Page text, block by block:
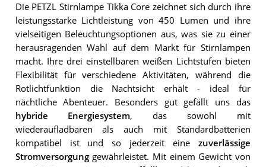
Die PETZL Stirnlampe Tikka Core zeichnet sich durch ihre
leistungsstarke Lichtleistung von 450 Lumen und ihre
vielseitigen Beleuchtungsoptionen aus, was sie zu einer
herausragenden Wahl auf dem Markt für Stirnlampen
macht. Ihre drei einstellbaren weißen Lichtstufen bieten
Flexibilität für verschiedene Aktivitäten, während die
Rotlichtfunktion die Nachtsicht erhält - ideal für
nächtliche Abenteuer. Besonders gut gefällt uns das
hybride Energiesystem, das sowohl mit
wiederaufladbaren als auch mit Standardbatterien
kompatibel ist und so jederzeit eine zuverlässige
Stromversorgunggewährleistet. Mit einem Gewicht von